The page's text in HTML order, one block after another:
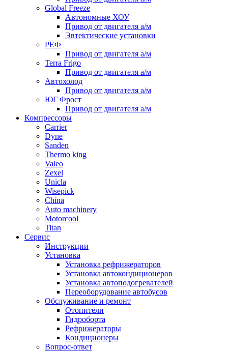
Global Freeze
Автономные ХОУ
Привод от двигателя а/м
Эвтектические установки
РЕФ
Привод от двигателя а/м
Terra Frigo
Привод от двигателя а/м
Автохолод
Привод от двигателя а/м
ЮГ Фрост
Привод от двигателя а/м
Компрессоры
Carrier
Dyne
Sanden
Thermo king
Valeo
Zexel
Unicla
Wisepick
China
Auto machinery
Motorcool
Titan
Сервис
Инструкции
Установка
Установка рефрижераторов
Установка автокондиционеров
Установка автоподогревателей
Переоборудование автобусов
Обслуживание и ремонт
Отопители
Гидроборта
Рефрижераторы
Кондиционеры
Вопрос-ответ